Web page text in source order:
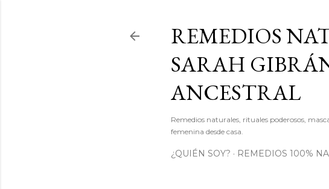
REMEDIOS
SARAH
ANCESTRAL
Remedios naturales, rituales poderosos,
femenina desde casa.
¿QUIÉN SOY? REMEDIOS 100%